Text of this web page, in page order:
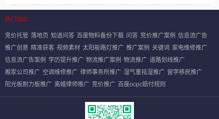
热门TAG
竞价托管 落地页 知道问答 百度物料备份下载 问答 竞价推广案例 信息流广告
推广创意 精准获客 视频素材 太阳能路灯推广 推广案例 关键词 家电维修推广
信息流广告案例 学历提升推广 物流推广案例 物流推广 道路划线推广
搬家公司推广 空调维修推广 律师事务所推广 湿气重祛湿推广 留学移民推广
阳光板耐力板推广 离婚律师推广 竞价推广 百度ocpc赔付规则